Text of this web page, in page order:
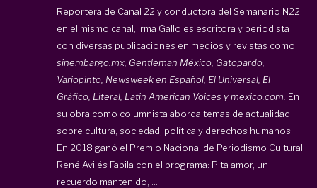
Reportera de Canal 22 y conductora del Semanario N22
en el mismo canal, Irma Gallo es escritora y periodista
con diversas publicaciones en medios y revistas como:
sinembargo.mx, Gentleman México, Gatopardo,
Variopinto, Newsweek en Español, El Universal, El
Gráfico, Literal, Latin American Voices y mexico.com. En
su obra como columnista aborda temas de actualidad
sobre cultura, sociedad, política y derechos humanos.
En 2018 ganó el Premio Nacional de Periodismo Cultural
René Avilés Fabila con el programa: Pita amor, un
recuerdo mantenido, ...